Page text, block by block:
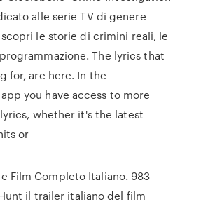
alle serie TV di genere
le storie di crimini reali, le
The lyrics that
for, are here. In the
you have access to more
whether it's the latest
or
Film Completo Italiano. 983
il trailer italiano del film